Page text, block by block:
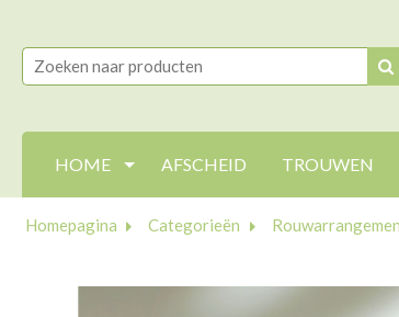
HOME AFSCHEID TROUWEN
Homepagina Categorieën